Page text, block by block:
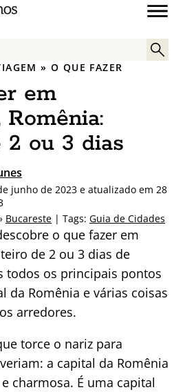
»O QUE FAZER
em
2 ou 3 dias
junho de 2023 e atualizado em 28
Bucareste | Tags: Guia de Cidades
o que fazer em
de 2 ou 3 dias de
todos os principais pontos
da Romênia e várias coisas
arredores.
torce o nariz para
a capital da Romênia
charmosa. É uma capital